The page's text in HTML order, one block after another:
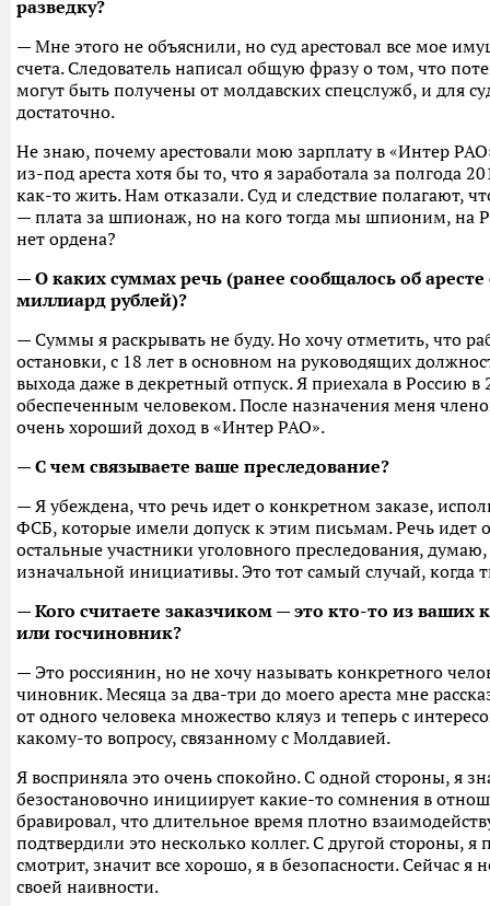
разведку?
— Мне этого не объяснили, но суд арестовал все мое
счета. Следователь написал общую фразу о том, что
могут быть получены от молдавских спецслужб, и для
достаточно.
Не знаю, почему арестовали мою зарплату в «Интер
из-под ареста хотя бы то, что я заработала за полгода
как-то жить. Нам отказали. Суд и следствие полагают,
— плата за шпионаж, но на кого тогда мы шпионим, на
нет ордена?
— О каких суммах речь (ранее сообщалось об
миллиард рублей)?
— Суммы я раскрывать не буду. Но хочу отметить, что
остановки, с 18 лет в основном на руководящих
выхода даже в декретный отпуск. Я приехала в Россию в
обеспеченным человеком. После назначения меня
очень хороший доход в «Интер РАО».
— С чем связываете ваше преследование?
— Я убеждена, что речь идет о конкретном заказе,
ФСБ, которые имели допуск к этим письмам. Речь идет
остальные участники уголовного преследования,
изначальной инициативы. Это тот самый случай, когда
— Кого считаете заказчиком — это кто-то из ваших
или госчиновник?
— Это россиянин, но не хочу называть конкретного
чиновник. Месяца за два-три до моего ареста мне
от одного человека множество кляуз и теперь с
какому-то вопросу, связанному с Молдавией.
Я восприняла это очень спокойно. С одной стороны, я
безостановочно инициирует какие-то сомнения в
бравировал, что длительное время плотно
подтвердили это несколько коллег. С другой стороны,
смотрит, значит все хорошо, я в безопасности. Сейчас я
своей наивности.